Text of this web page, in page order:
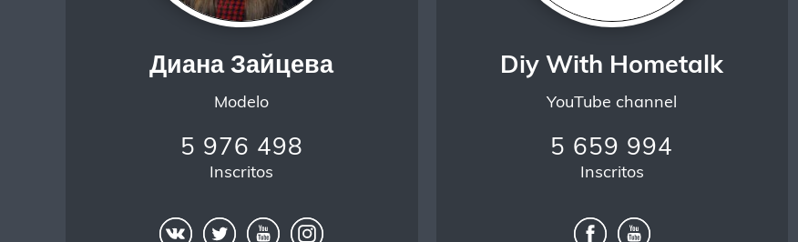
Диана Зайцева
Modelo
5 976 498
Inscritos
Diy With Hometalk
YouTube channel
5 659 994
Inscritos